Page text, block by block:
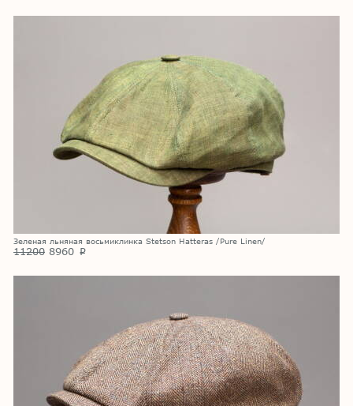
Зеленая льняная восьмиклинка Stetson Hatteras /Pure Linen/
11200 8960 p